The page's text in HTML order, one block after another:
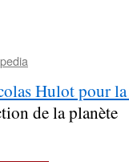
Hulot pour la
de la planète